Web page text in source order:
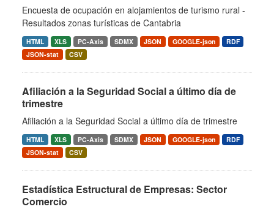
Encuesta de ocupación en alojamientos de turismo rural -
Resultados zonas turísticas de Cantabria
HTML XLS PC-Axis SDMX JSON GOOGLE-json
RDF
JSON-stat
CSV
Afiliación a la Seguridad Social a último día de
trimestre
Afiliación a la Seguridad Social a último día de trimestre
HTML XLS PC-Axis SDMX JSON GOOGLE-json
RDF
JSON-stat
CSV
Estadística Estructural de Empresas: Sector
Comercio